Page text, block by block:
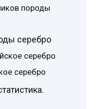
породы
серебро
серебро
серебро